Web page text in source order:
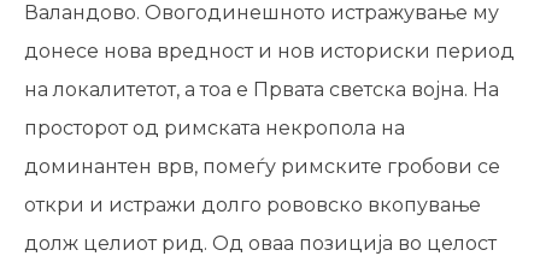
Валандово. Овогодинешното истражување му
донесе нова вредност и нов историски период
на локалитетот, а тоа е Првата светска војна. На
просторот од римската некропола на
доминантен врв, помеѓу римските гробови се
откри и истражи долго рововско вкопување
долж целиот рид. Од оваа позиција во целост